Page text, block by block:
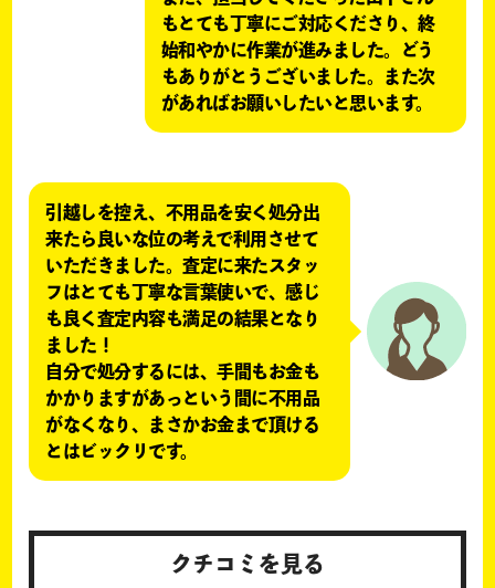
もとても丁寧にご対応くださり、終
始和やかに作業が進みました。どう
もありがとうございました。また次
があればお願いしたいと思います。
引越しを控え、不用品を安く処分出
来たら良いな位の考えで利用させて
いただきました。査定に来たスタッ
フはとても丁寧な言葉使いで、感じ
も良く査定内容も満足の結果となり
ました！
自分で処分するには、手間もお金も
かかりますがあっという間に不用品
がなくなり、まさかお金まで頂ける
とはビックリです。
クチコミを見る